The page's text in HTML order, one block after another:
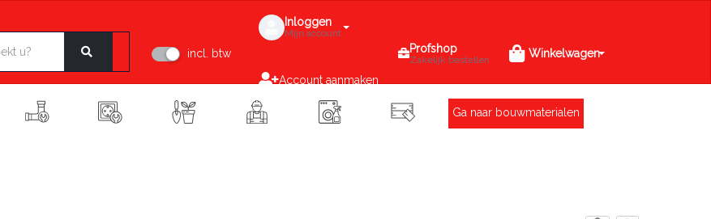
incl. btw
Inloggen
Mijn account
Account aanmaken
Profshop
Zakelijk bestellen Winkelwagen
Ga naar bouwmaterialen